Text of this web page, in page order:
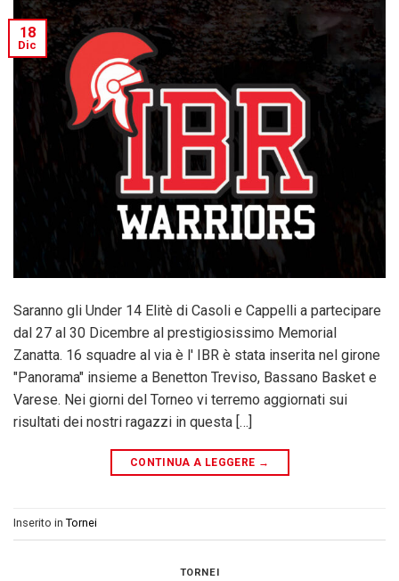
18
Dic
Saranno gli Under 14 Elitè di Casoli e Cappelli a partecipare
dal 27 al 30 Dicembre al prestigiosissimo Memorial
Zanatta. 16 squadre al via è l' IBR è stata inserita nel girone
"Panorama" insieme a Benetton Treviso, Bassano Basket e
Varese. Nei giorni del Torneo vi terremo aggiornati sui
risultati dei nostri ragazzi in questa […]
CONTINUA A LEGGERE →
Inserito in Tornei
TORNEI